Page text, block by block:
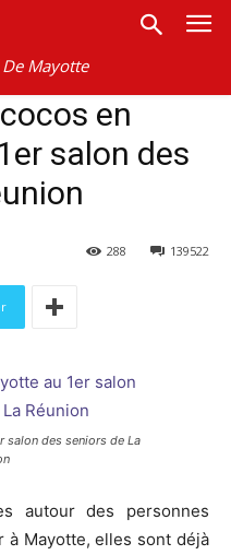
Mayotte
en
salon des
139522
288
salon des seniors de La
autour des personnes
à Mayotte, elles sont déjà